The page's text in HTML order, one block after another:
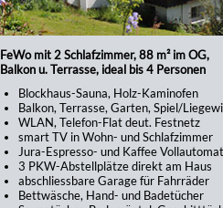
FeWo mit 2 Schlafzimmer, 88 m² im OG,
Balkon u. Terrasse, ideal bis 4 Personen
Blockhaus-Sauna, Holz-Kaminofen
Balkon, Terrasse, Garten, Spiel/
WLAN, Telefon-Flat deut. Festnetz
smart TV in Wohn- und Schlafzimmer
Jura-Espresso- und Kaffee Vollautomat
3 PKW-Abstellplätze direkt am Haus
abschliessbare Garage für Fahrräder
Bettwäsche, Hand- und Badetücher